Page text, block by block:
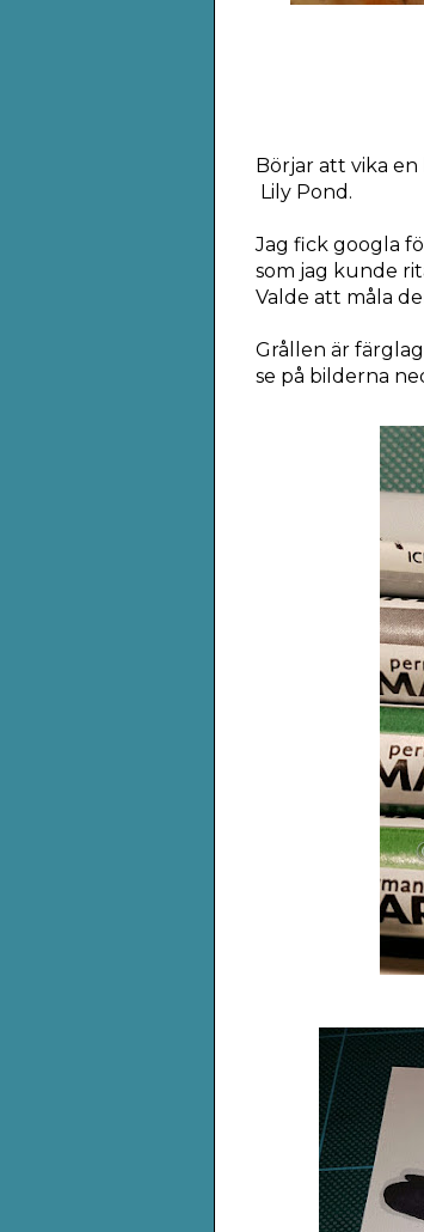
Börjar att vika en
Lily Pond.
Jag fick googla
som jag kunde
Valde att måla
Grållen är
se på bilderna